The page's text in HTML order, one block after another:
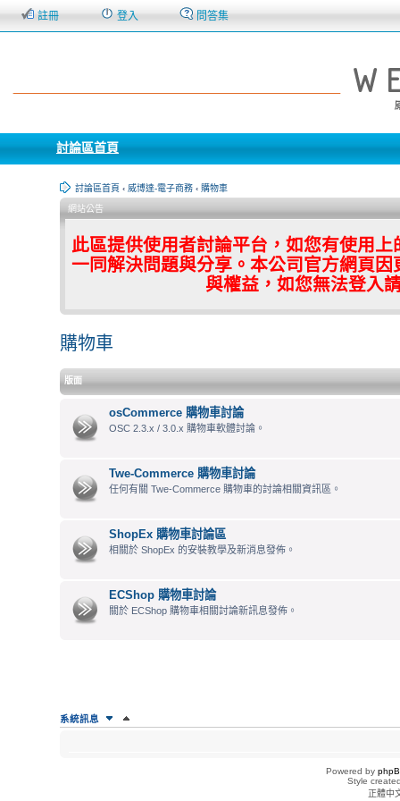
註冊 登入 問答集
討論區首頁
討論區首頁 ‹ 威博達-電子商務 ‹ 購物車
網站公告
此區提供使用者討論平台，如您有使用
一同解決問題與分享。本公司官方網頁
與權益，如您無法登入
購物車
版面
osCommerce 購物車討論
OSC 2.3.x / 3.0.x 購物車軟體討論。
Twe-Commerce 購物車討論
任何有關 Twe-Commerce 購物車的討論相關資訊區。
ShopEx 購物車討論區
相關於 ShopEx 的安裝教學及新消息發佈。
ECShop 購物車討論
關於 ECShop 購物車相關討論新訊息發佈。
系統訊息
Powered by
Style
正體中